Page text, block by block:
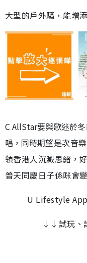
大型的戶外騷，能增
C AllStar要與歌迷於
唱， 同時期望是次音
領香港人沉澱思緒，
普天同慶日子係咪會
U Lifestyle App
↓↓試玩、